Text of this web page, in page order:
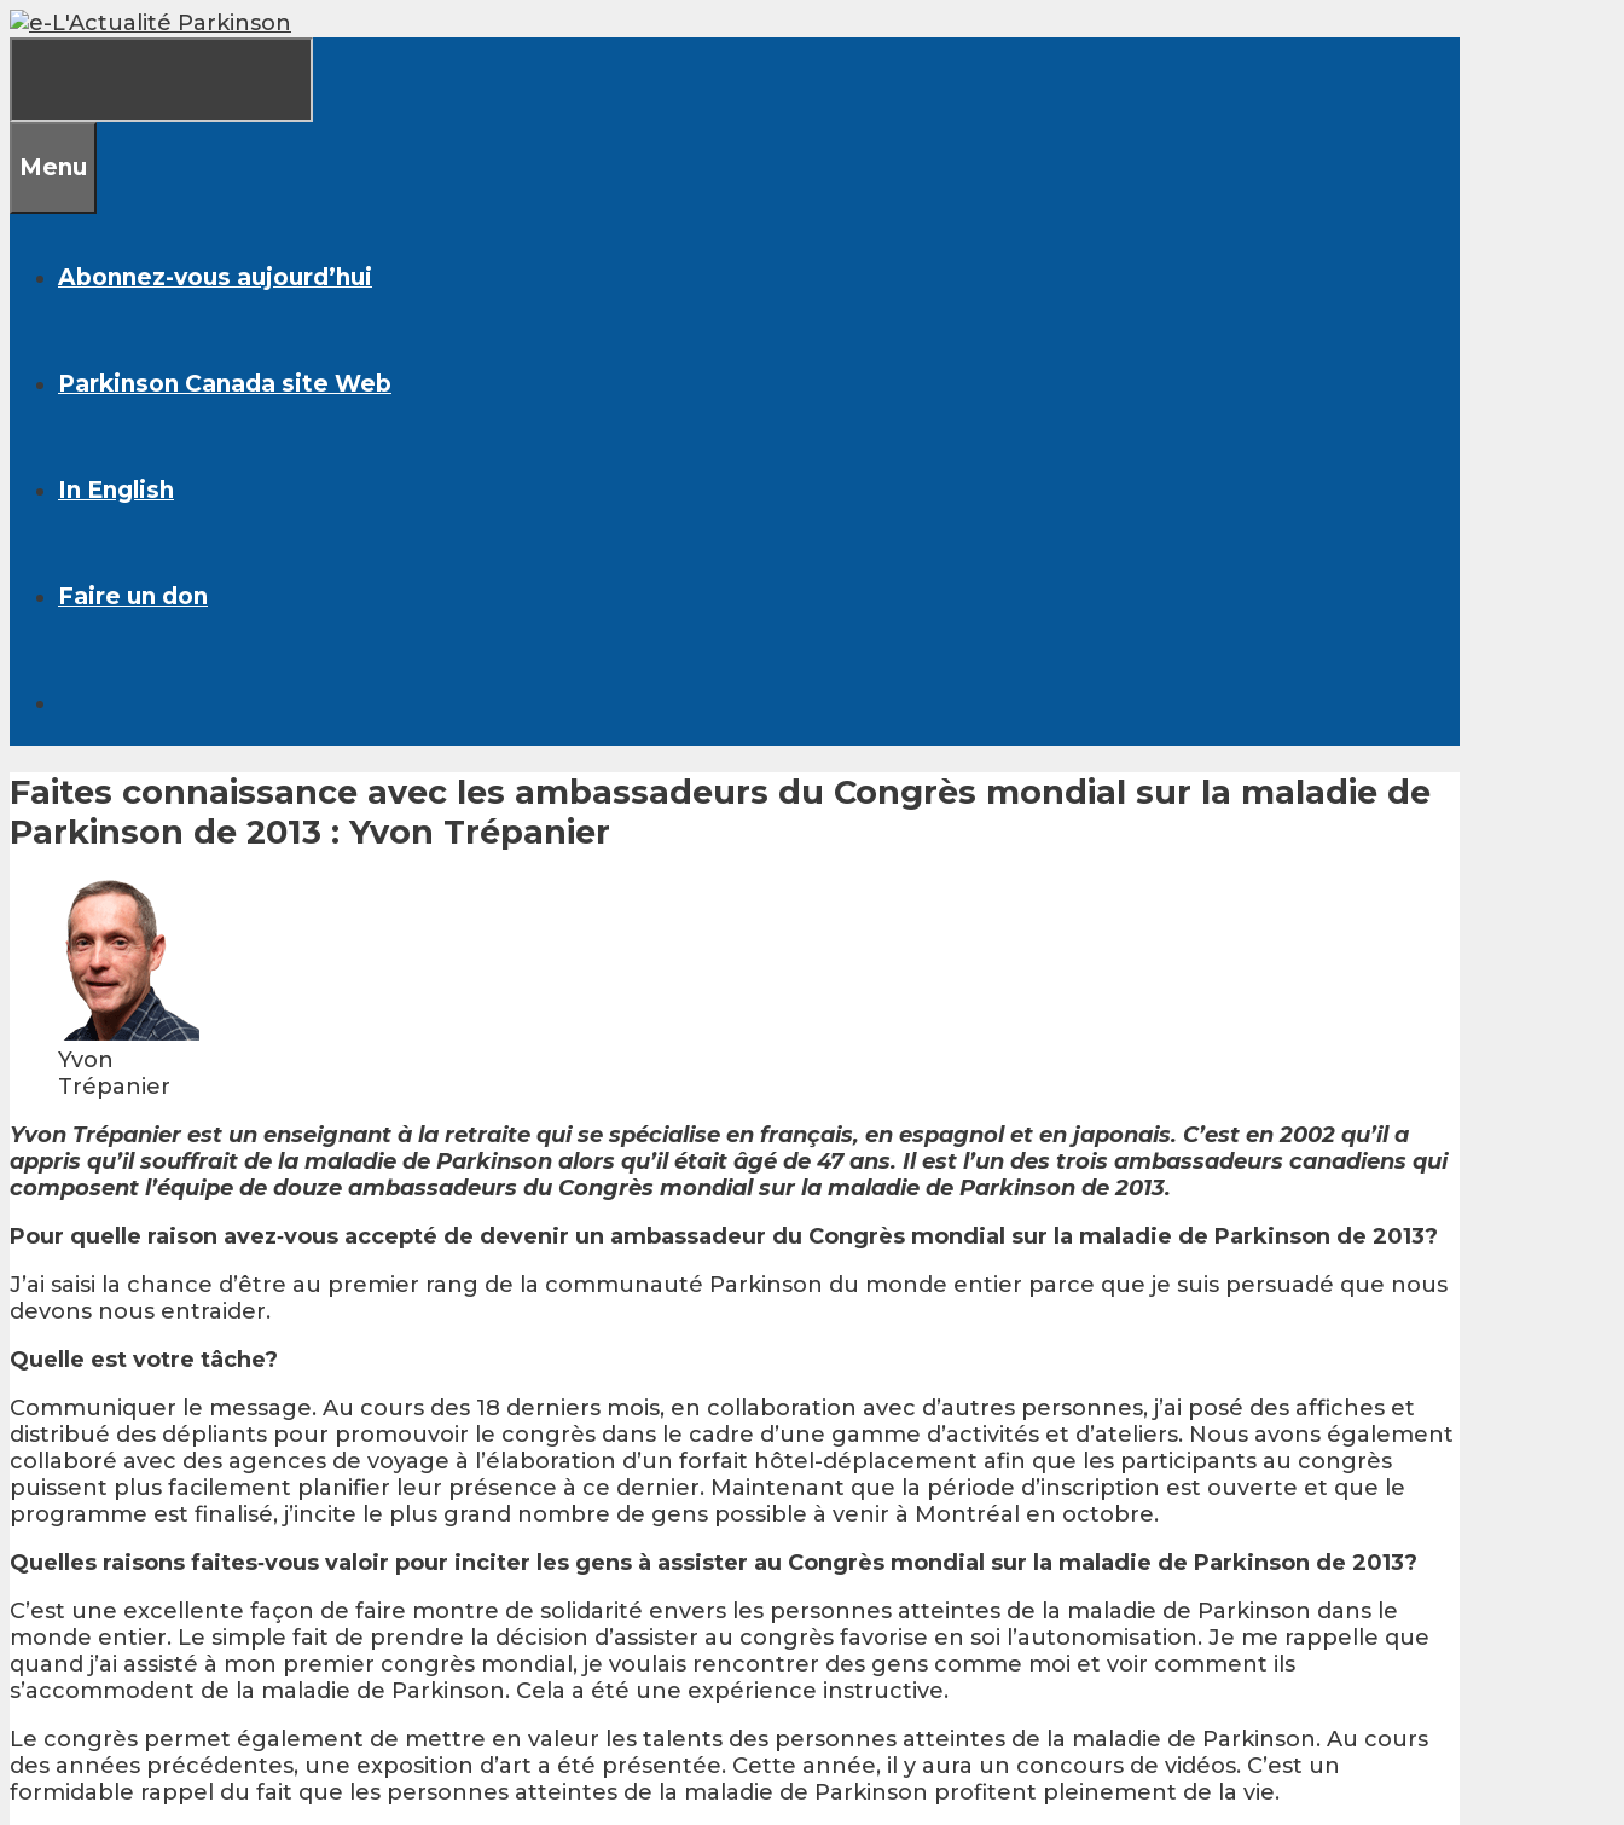
Skip
to
Menu
Abonnez-vous aujourd’hui
Parkinson Canada site Web
In English
Faire un don
Faites connaissance avec les ambassadeurs du Congrès mondial sur la maladie de
Parkinson de 2013 : Yvon Trépanier
Yvon
Trépanier
Yvon Trépanier est un enseignant à la retraite qui se spécialise en français, en espagnol et en japonais. C’est en 2002 qu’il a
appris qu’il souffrait de la maladie de Parkinson alors qu’il était âgé de 47 ans. Il est l’un des trois ambassadeurs canadiens qui
composent l’équipe de douze ambassadeurs du Congrès mondial sur la maladie de Parkinson de 2013.
Pour quelle raison avez‑vous accepté de devenir un ambassadeur du Congrès mondial sur la maladie de Parkinson de 2013?
J’ai saisi la chance d’être au premier rang de la communauté Parkinson du monde entier parce que je suis persuadé que nous
devons nous entraider.
Quelle est votre tâche?
Communiquer le message. Au cours des 18 derniers mois, en collaboration avec d’autres personnes, j’ai posé des affiches et
distribué des dépliants pour promouvoir le congrès dans le cadre d’une gamme d’activités et d’ateliers. Nous avons également
collaboré avec des agences de voyage à l’élaboration d’un forfait hôtel-déplacement afin que les participants au congrès
puissent plus facilement planifier leur présence à ce dernier. Maintenant que la période d’inscription est ouverte et que le
programme est finalisé, j’incite le plus grand nombre de gens possible à venir à Montréal en octobre.
Quelles raisons faites‑vous valoir pour inciter les gens à assister au Congrès mondial sur la maladie de Parkinson de 2013?
C’est une excellente façon de faire montre de solidarité envers les personnes atteintes de la maladie de Parkinson dans le
monde entier. Le simple fait de prendre la décision d’assister au congrès favorise en soi l’autonomisation. Je me rappelle que
quand j’ai assisté à mon premier congrès mondial, je voulais rencontrer des gens comme moi et voir comment ils
s’accommodent de la maladie de Parkinson. Cela a été une expérience instructive.
Le congrès permet également de mettre en valeur les talents des personnes atteintes de la maladie de Parkinson. Au cours
des années précédentes, une exposition d’art a été présentée. Cette année, il y aura un concours de vidéos. C’est un
formidable rappel du fait que les personnes atteintes de la maladie de Parkinson profitent pleinement de la vie.